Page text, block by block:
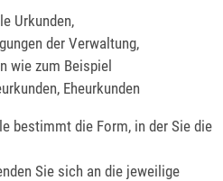
Urkunden,
der Verwaltung,
wie zum Beispiel
Eheurkunden
bestimmt die Form, in der Sie die
Sie sich an die jeweilige